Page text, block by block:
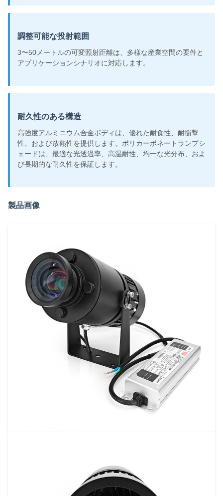
調整可能な投射範囲
3〜50メートルの可変照射距離は、多様な産業空間の要件と
アプリケーションシナリオに対応します。
耐久性のある構造
高強度アルミニウム合金ボディは、優れた耐食性、耐衝撃
性、および放熱性を提供します。ポリカーボネートランプシ
ェードは、最適な光透過率、高温耐性、均一な光分布、およ
び長期的な耐久性を保証します。
製品画像